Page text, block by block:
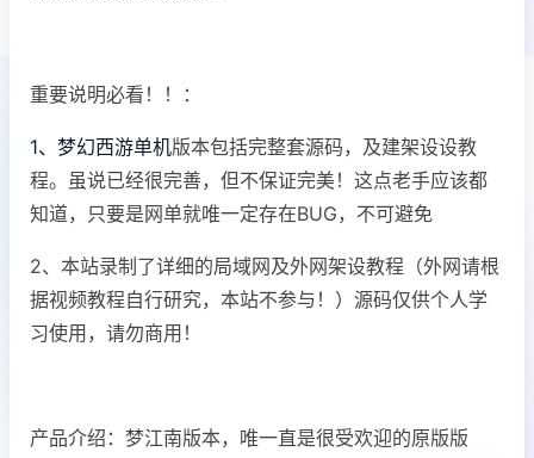
重要说明必看！！：
1、梦幻西游单机版本包括完整套源码，及建架设设教
程。虽说已经很完善，但不保证完美！这点老手应该都
知道，只要是网单就唯一定存在BUG，不可避免
2、本站录制了详细的局域网及外网架设教程（外网请根
据视频教程自行研究，本站不参与！）源码仅供个人学
习使用，请勿商用！
产品介绍：梦江南版本，唯一直是很受欢迎的原版版